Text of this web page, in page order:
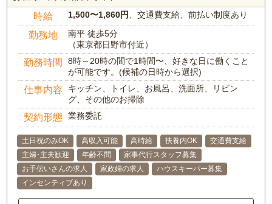
時給 1,500〜1,860円 、交通費支給、前払い制度あり
勤務地
南平 徒歩5分
（東京都日野市付近）
勤務時間
8時～20時の間で1時間〜、好きな日に働くこと
が可能です。(候補の日時から選択)
仕事内容
キッチン、トイレ、お風呂、洗面所、リビン
グ、その他のお掃除
契約形態 業務委託
土日祝のみOK 高収入可能 高時給 扶養内OK
交通費支給
主婦･主夫歓迎
年齢不問
家事代行スタッフ募集
お手伝いさんの求人
家政婦の求人
ハウスキーパー募集
インセンティブあり